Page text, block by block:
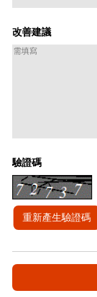
改善建議
驗證碼
重新產生驗證碼